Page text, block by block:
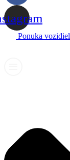
Ponuka vozidiel